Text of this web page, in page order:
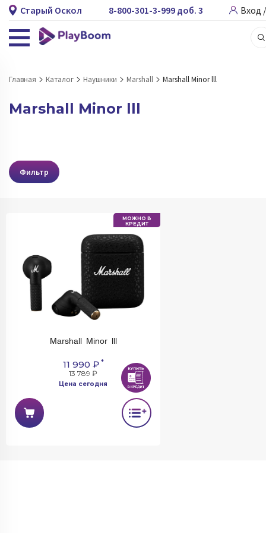
Старый Оскол 8-800-301-3-999 доб. 3 Вход
Главная Каталог Наушники Marshall Marshall Minor lll
Marshall Minor lll
Фильтр
МОЖНО В
КРЕДИТ
Marshall Minor lll
11 990 ₽*
13 789 ₽
Цена сегодня